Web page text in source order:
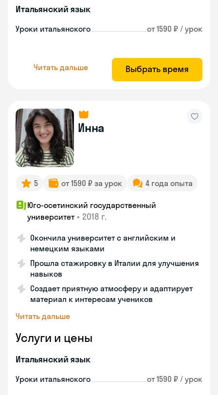
Итальянский язык
Уроки итальянского от 1590 ₽ / урок
Читать дальше Выбрать время
Инна
5 от 1590 ₽ за урок 4 года опыта
Юго-осетинский государственный
университет • 2018 г.
Окончила университет с английским и
немецким языками
Прошла стажировку в Италии для улучшения
навыков
Создает приятную атмосферу и адаптирует
материал к интересам учеников
Читать дальше
Услуги и цены
Итальянский язык
Уроки итальянского от 1590 ₽ / урок